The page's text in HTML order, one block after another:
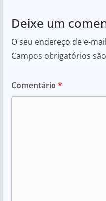
Deixe um
O seu endereço de e-
Campos obrigatórios
Comentário *